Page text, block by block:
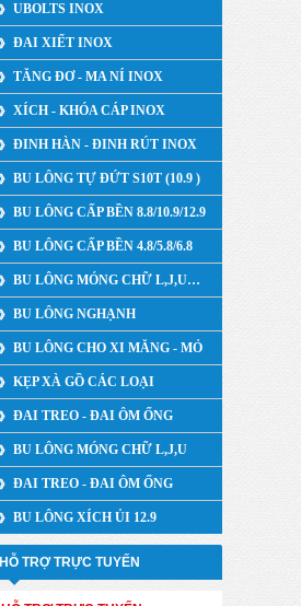
UBOLTS INOX
ĐAI XIẾT INOX
TĂNG ĐƠ - MA NÍ INOX
XÍCH - KHÓA CÁP INOX
ĐINH HÀN - ĐINH RÚT INOX
BU LÔNG TỰ ĐỨT S10T (10.9 )
BU LÔNG CẤP BỀN 8.8/10.9/12.9
BU LÔNG CẤP BỀN 4.8/5.8/6.8
BU LÔNG MÓNG CHỮ L,J,U…
BU LÔNG NGHẠNH
BU LÔNG CHO XI MĂNG - MỎ
KẸP XÀ GỒ CÁC LOẠI
ĐAI TREO - ĐAI ÔM ỐNG
BU LÔNG MÓNG CHỮ L,J,U
ĐAI TREO - ĐAI ÔM ỐNG
BU LÔNG XÍCH ỦI 12.9
HỖ TRỢ TRỰC TUYẾN